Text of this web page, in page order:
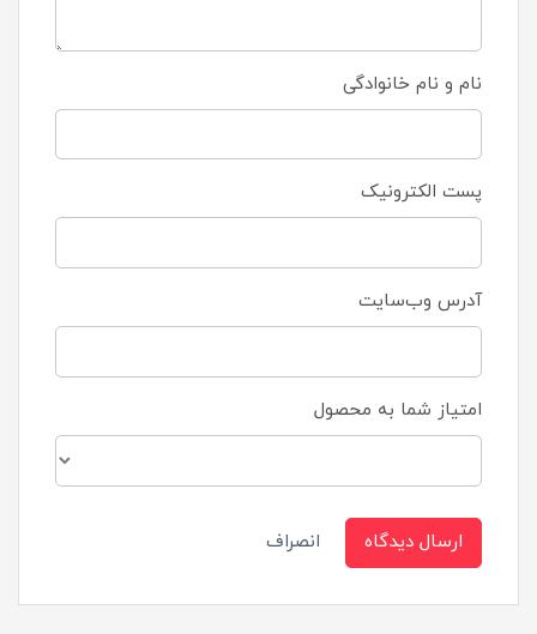
نام و نام خانوادگی
پست الکترونیک
آدرس وب‌سایت
امتیاز شما به محصول
ارسال دیدگاه انصراف